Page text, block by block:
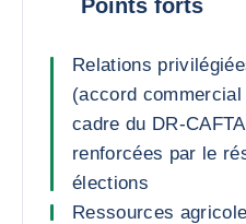
Points forts
Relations
(accord
cadre du DR-
renforcées par le
élections
Ressources